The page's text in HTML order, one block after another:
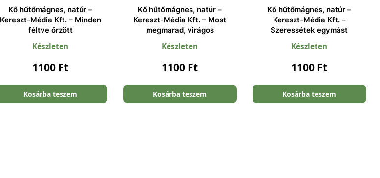
Kő hűtőmágnes, natúr –
Kereszt-Média Kft. – Minden
féltve őrzött
Készleten
1100 Ft
Kosárba teszem
Kő hűtőmágnes, natúr –
Kereszt-Média Kft. – Most
megmarad, virágos
Készleten
1100 Ft
Kosárba teszem
Kő hűtőmágnes, natúr –
Kereszt-Média Kft. –
Szeressétek egymást
Készleten
1100 Ft
Kosárba teszem